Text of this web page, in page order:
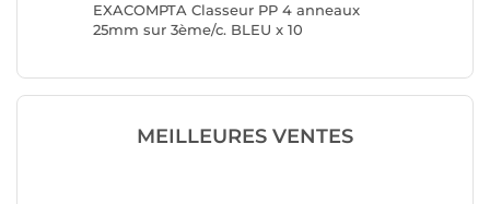
EXACOMPTA Classeur PP 4 anneaux
25mm sur 3ème/c. BLEU x 10
MEILLEURES VENTES